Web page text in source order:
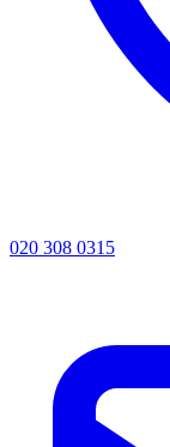
020 308 0315